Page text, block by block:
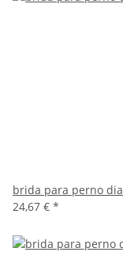
brida para perno
24,67 € *